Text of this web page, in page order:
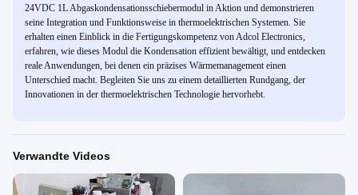
24VDC 1L Abgaskondensationsschiebermodul in Aktion und demonstrieren
seine Integration und Funktionsweise in thermoelektrischen Systemen. Sie
erhalten einen Einblick in die Fertigungskompetenz von Adcol Electronics,
erfahren, wie dieses Modul die Kondensation effizient bewältigt, und entdecken
reale Anwendungen, bei denen ein präzises Wärmemanagement einen
Unterschied macht. Begleiten Sie uns zu einem detaillierten Rundgang, der
Innovationen in der thermoelektrischen Technologie hervorhebt.
Verwandte Videos